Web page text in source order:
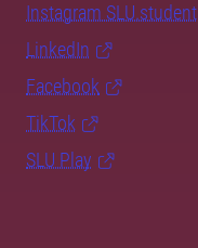
Instagram SLU.student
LinkedIn
Facebook
TikTok
SLU Play